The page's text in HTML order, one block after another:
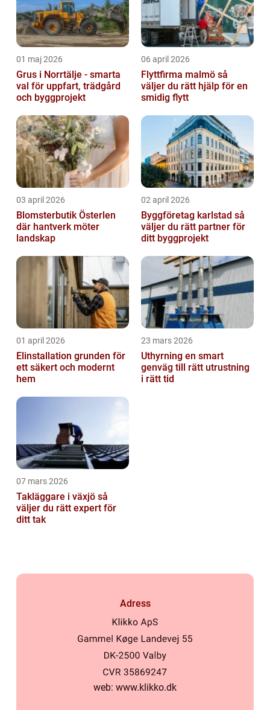
01 maj 2026
Grus i Norrtälje - smarta
val för uppfart, trädgård
och byggprojekt
06 april 2026
Flyttfirma malmö så
väljer du rätt hjälp för en
smidig flytt
03 april 2026
Blomsterbutik Österlen
där hantverk möter
landskap
02 april 2026
Byggföretag karlstad så
väljer du rätt partner för
ditt byggprojekt
01 april 2026
Elinstallation grunden för
ett säkert och modernt
hem
23 mars 2026
Uthyrning en smart
genväg till rätt utrustning
i rätt tid
07 mars 2026
Takläggare i växjö så
väljer du rätt expert för
ditt tak
Adress
web: www.klikko.dk